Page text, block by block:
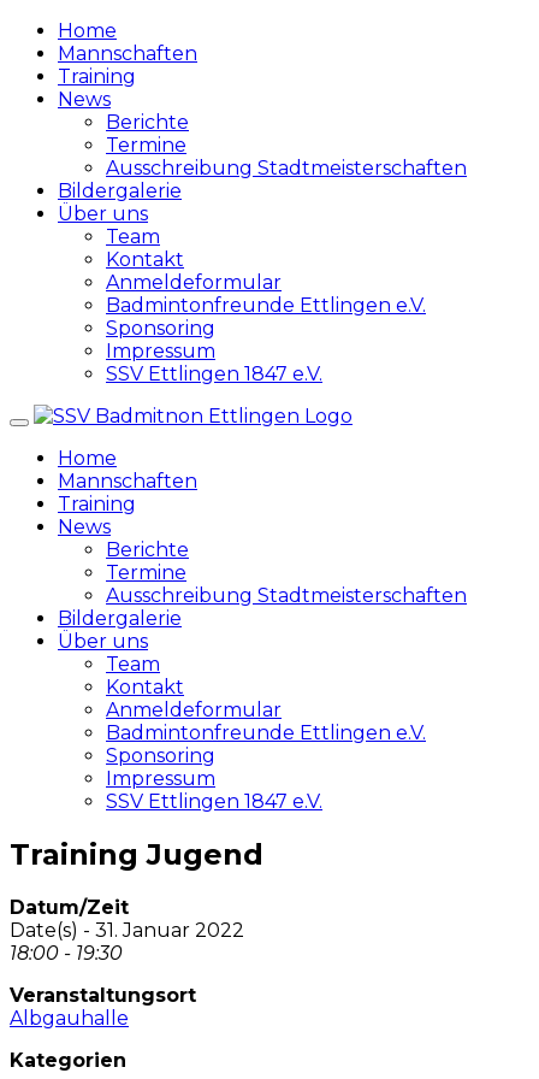
Zum
Inhalt
springen
Home
Mannschaften
Training
News
Berichte
Termine
Ausschreibung Stadtmeisterschaften
Bildergalerie
Über uns
Team
Kontakt
Anmeldeformular
Badmintonfreunde Ettlingen e.V.
Sponsoring
Impressum
SSV Ettlingen 1847 e.V.
Home
Mannschaften
Training
News
Berichte
Termine
Ausschreibung Stadtmeisterschaften
Bildergalerie
Über uns
Team
Kontakt
Anmeldeformular
Badmintonfreunde Ettlingen e.V.
Sponsoring
Impressum
SSV Ettlingen 1847 e.V.
Training Jugend
Datum/Zeit
Date(s) - 31. Januar 2022
18:00 - 19:30
Veranstaltungsort
Albgauhalle
Kategorien